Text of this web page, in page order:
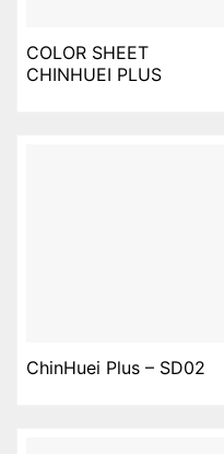
COLOR SHEET
CHINHUEI PLUS
ChinHuei Plus – SD02